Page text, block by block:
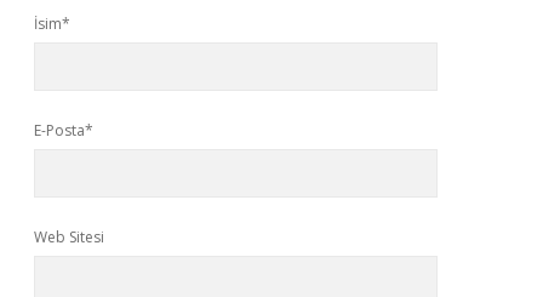
İsim*
E-Posta*
Web Sitesi